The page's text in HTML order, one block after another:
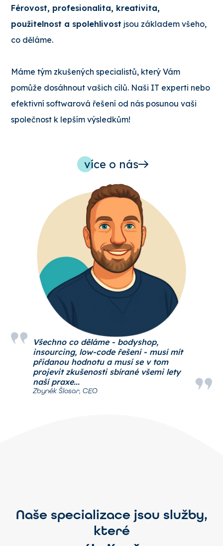
Férovost, profesionalita, kreativita,
použitelnost a spolehlivost jsou základem všeho,
co děláme.
Máme tým zkušených specialistů, který Vám
pomůže dosáhnout vašich cílů. Naši IT experti nebo
efektivní softwarová řešení od nás posunou vaši
společnost k lepším výsledkům!
více o nás
Všechno co děláme - bodyshop,
insourcing, low-code řešení - musí mít
přidanou hodnotu a musí se v tom
projevit zkušenosti sbírané všemi lety
naší praxe...
Zbyněk Šlosar, CEO
Naše specializace jsou služby,
které